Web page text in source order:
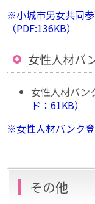
※小城市男女共同
（PDF:136KB）
女性人材バ
女性人材バン
ド：61KB）
※女性人材バンク
その他